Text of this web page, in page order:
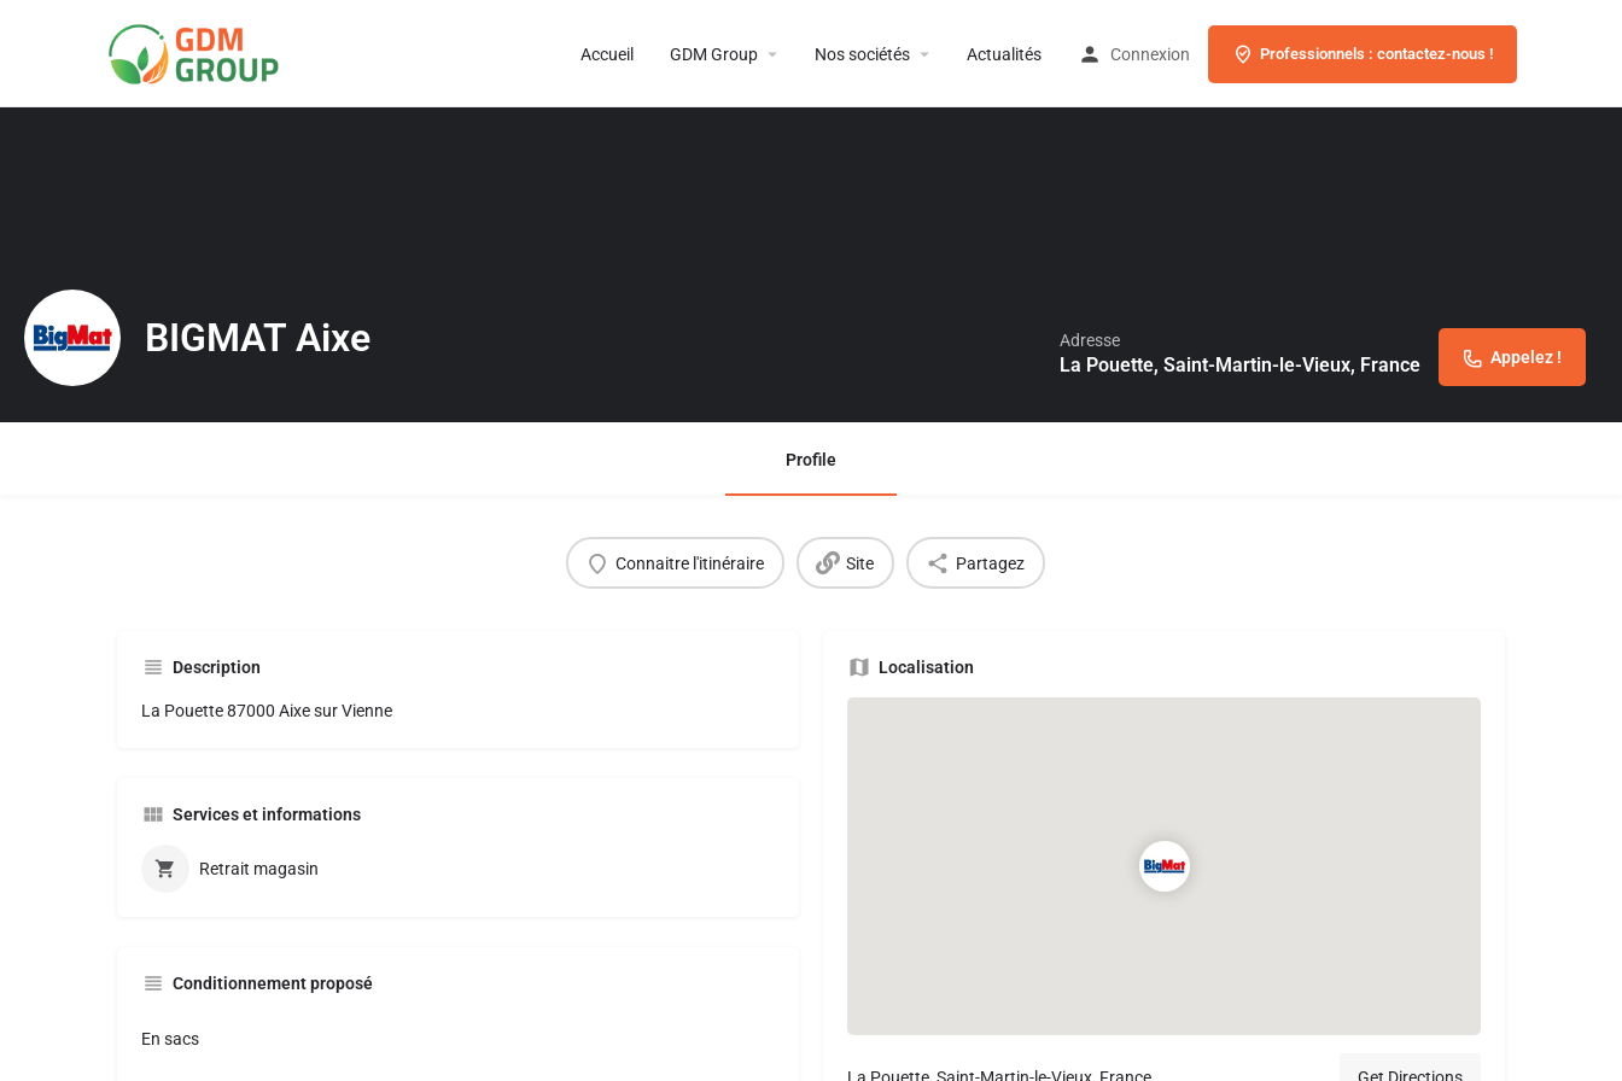
Accueil GDM Group Nos sociétés Actualités Connexion Professionnels : contactez-nous !
BIGMAT Aixe Adresse
La Pouette, Saint-Martin-le-Vieux, France Appelez !
Profile
Connaitre l'itinéraire Site Partagez
Description
La Pouette 87000 Aixe sur Vienne
Services et informations
Retrait magasin
Conditionnement proposé
En sacs
Localisation